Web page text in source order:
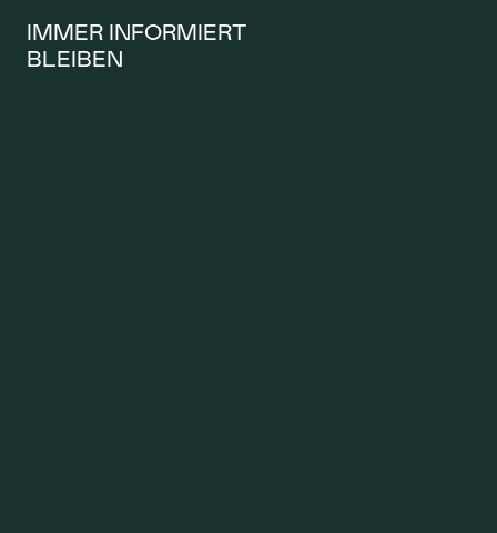
medizinischen Bereich – strengen
gesetzlichen und qualitativen Vorgaben.
IMMER INFORMIERT
BLEIBEN